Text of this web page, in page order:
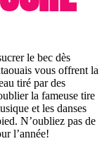
le bec dès
vous offrent la
tiré par des
la fameuse tire
et les danses
N’oubliez pas de
l’année!